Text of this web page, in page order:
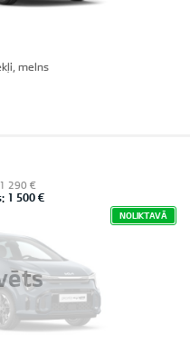
melns
290 €
1 500 €
NOLIKTAVĀ